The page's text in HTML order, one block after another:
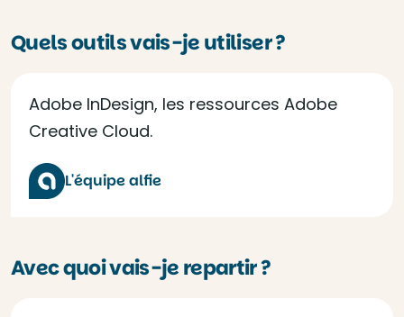
Quels outils vais-je utiliser ?
Adobe InDesign, les ressources Adobe
Creative Cloud.
L'équipe alfie
Avec quoi vais-je repartir ?